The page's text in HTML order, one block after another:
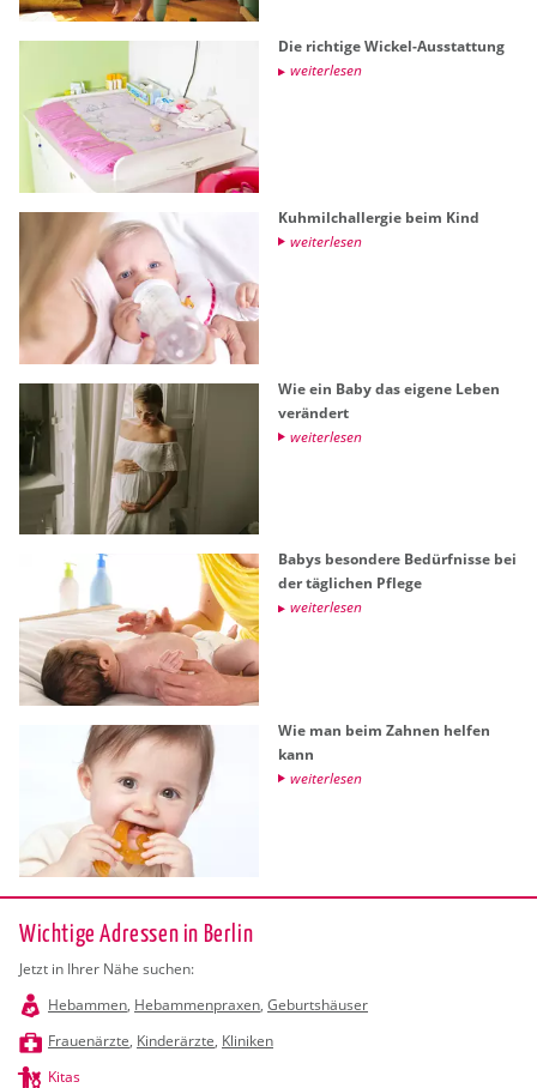
Die rich­ti­ge Wi­ckel-Aus­stat­tung
wei­ter­le­sen
Kuh­milch­all­er­gie beim Kind
wei­ter­le­sen
Wie ein Baby das ei­ge­ne Leben
ver­än­dert
wei­ter­le­sen
Babys be­son­de­re Be­dürf­nis­se bei
der täg­li­chen Pfle­ge
wei­ter­le­sen
Wie man beim Zah­nen hel­fen
kann
wei­ter­le­sen
Wichtige Adressen in Berlin
Jetzt in Ihrer Nähe suchen:
Hebammen, Hebammenpraxen, Geburtshäuser
Frauenärzte, Kinderärzte, Kliniken
Kitas